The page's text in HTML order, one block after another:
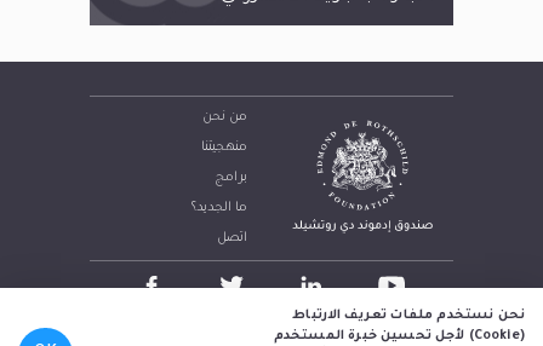
من نحن
منهجيتنا
برامج
ما الجديد؟
اتصل
نحن نستخدم ملفات تعريف الارتباط
(
Cookie) لأجل تحسين خبرة المستخدم